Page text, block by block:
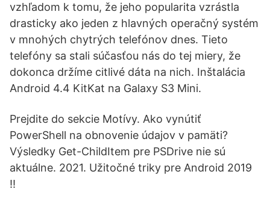
vzhľadom k tomu, že jeho popularita vzrástla
drasticky ako jeden z hlavných operačný systém
v mnohých chytrých telefónov dnes. Tieto
telefóny sa stali súčasťou nás do tej miery, že
dokonca držíme citlivé dáta na nich. Inštalácia
Android 4.4 KitKat na Galaxy S3 Mini.
Prejdite do sekcie Motívy. Ako vynútiť
PowerShell na obnovenie údajov v pamäti?
Výsledky Get-ChildItem pre PSDrive nie sú
aktuálne. 2021. Užitočné triky pre Android 2019
!!